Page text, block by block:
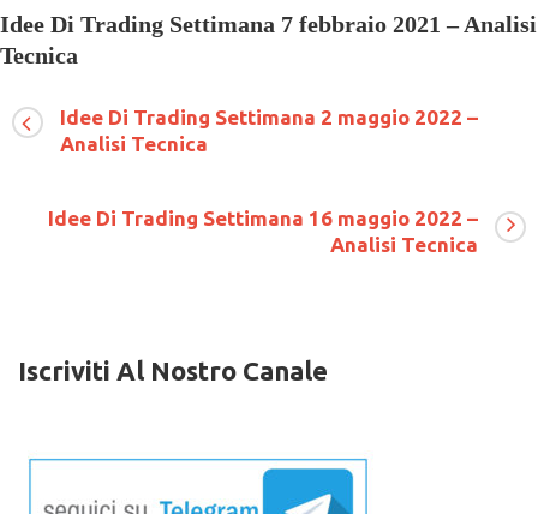
Idee Di Trading Settimana 7 febbraio 2021 – Analisi
Tecnica
Idee
Di
febbraio
2021
Idee Di Trading Settimana 2 maggio 2022 –
Analisi Tecnica
Idee Di Trading Settimana 16 maggio 2022 –
Analisi Tecnica
Iscriviti Al Nostro Canale